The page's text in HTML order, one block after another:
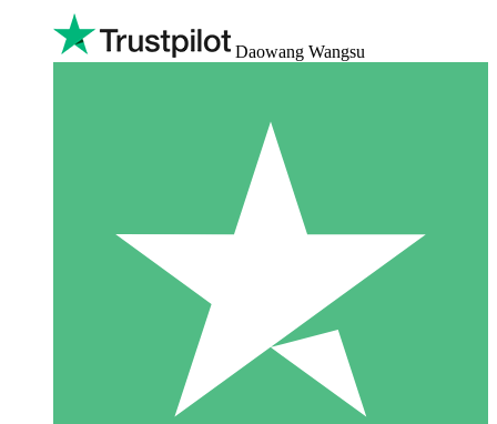
Daowang Wangsu